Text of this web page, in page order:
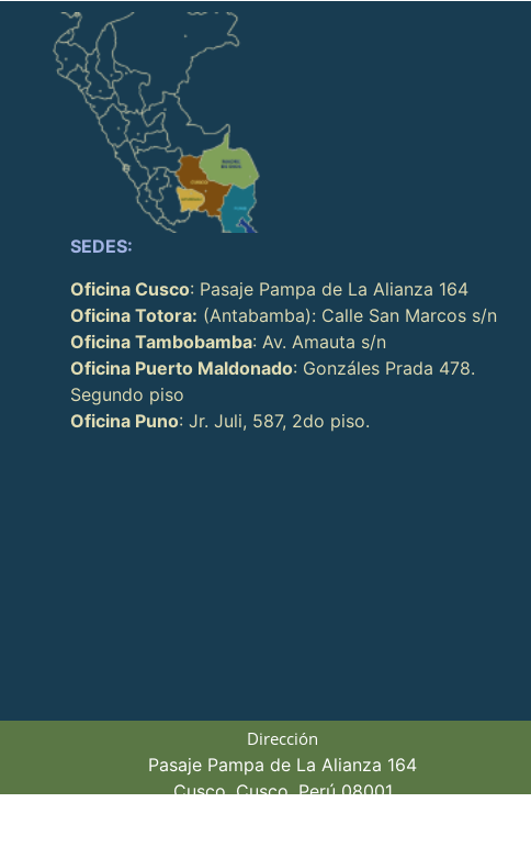
SEDES:
Oficina Cusco: Pasaje Pampa de La Alianza 164
Oficina Totora: (Antabamba): Calle San Marcos s/n
Oficina Tambobamba: Av. Amauta s/n
Oficina Puerto Maldonado: Gonzáles Prada 478.
Segundo piso
Oficina Puno: Jr. Juli, 587, 2do piso.
Dirección
Pasaje Pampa de La Alianza 164
Cusco, Cusco, Perú 08001